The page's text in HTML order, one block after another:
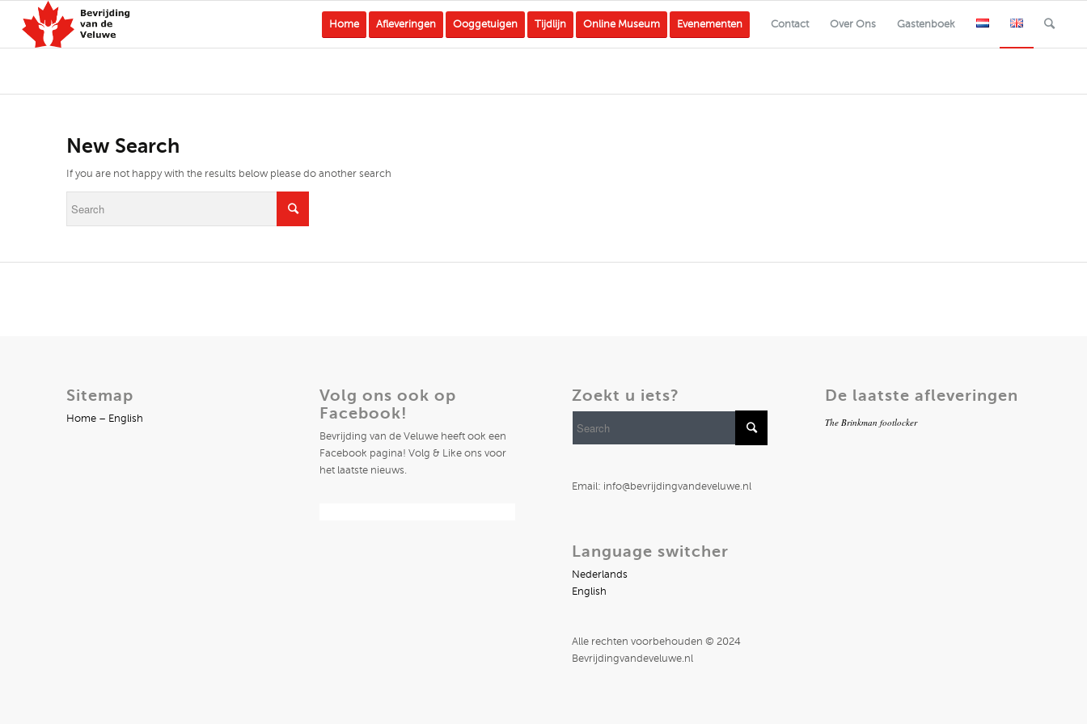
Home Afleveringen Ooggetuigen Tijdlijn Online Museum Evenementen Contact Over Ons Gastenboek
New Search
If you are not happy with the results below please do another search
Sitemap
Home – English
Volg ons ook op
Facebook!
Bevrijding van de Veluwe heeft ook een
Facebook pagina! Volg & Like ons voor
het laatste nieuws.
Zoekt u iets?
Email: info@bevrijdingvandeveluwe.nl
Language switcher
Nederlands
English
Alle rechten voorbehouden © 2024
Bevrijdingvandeveluwe.nl
De laatste afleveringen
The Brinkman footlocker